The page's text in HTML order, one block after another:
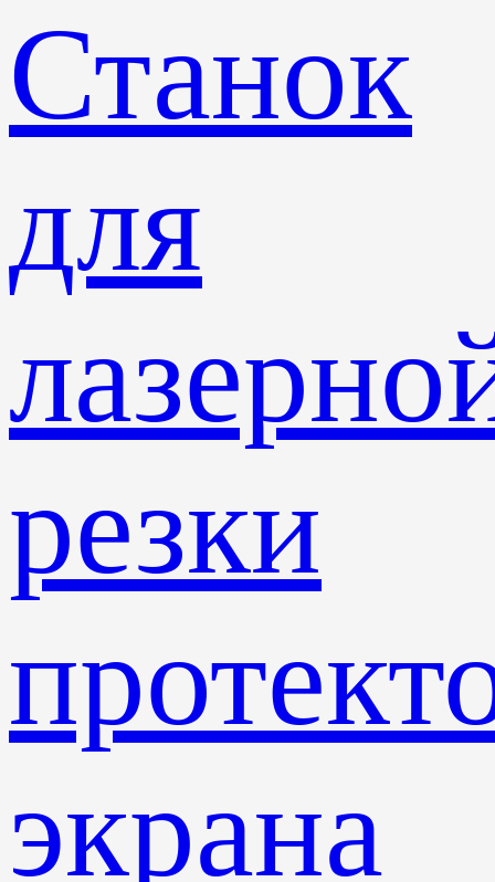
Станок
для
резки
экрана